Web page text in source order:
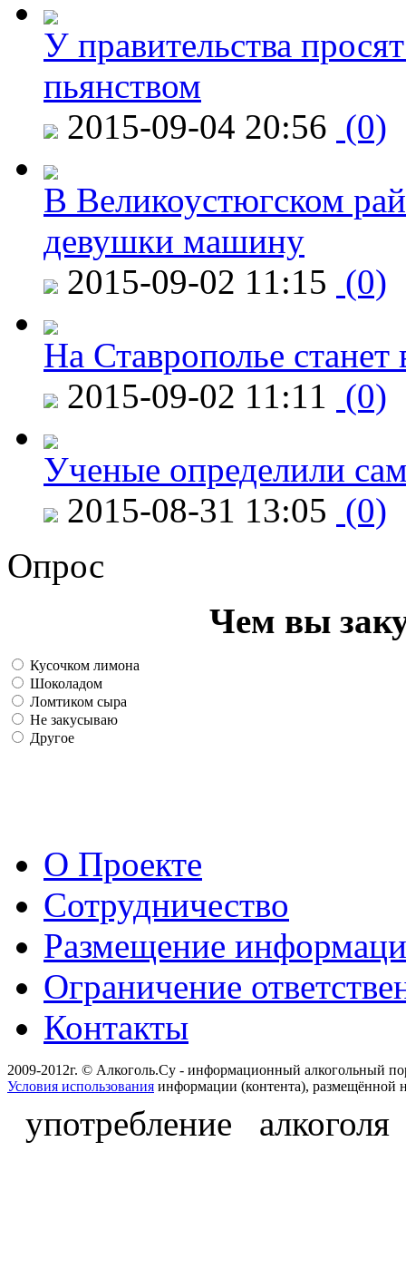
У правительства
пьянством
2015-09-04 20:56 (0)
В Великоустюгском
девушки машину
2015-09-02 11:15 (0)
На Ставрополье
2015-09-02 11:11 (0)
Ученые определили
2015-08-31 13:05 (0)
Опрос
Чем вы
Кусочком лимона
Шоколадом
Ломтиком сыра
Не закусываю
Другое
О Проекте
Сотрудничество
Размещение
Ограничение
Контакты
2009-2012г. © Алкоголь.Су - информационный алкогольный
Условия использования информации (контента), размещённой
употребление